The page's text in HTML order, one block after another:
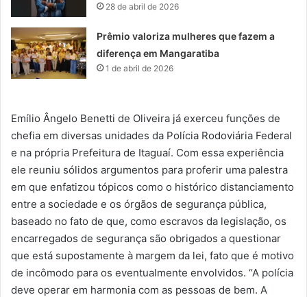
28 de abril de 2026
Prêmio valoriza mulheres que fazem a
diferença em Mangaratiba
1 de abril de 2026
Emílio Ângelo Benetti de Oliveira já exerceu funções de
chefia em diversas unidades da Polícia Rodoviária Federal
e na própria Prefeitura de Itaguaí. Com essa experiência
ele reuniu sólidos argumentos para proferir uma palestra
em que enfatizou tópicos como o histórico distanciamento
entre a sociedade e os órgãos de segurança pública,
baseado no fato de que, como escravos da legislação, os
encarregados de segurança são obrigados a questionar
que está supostamente à margem da lei, fato que é motivo
de incômodo para os eventualmente envolvidos. “A polícia
deve operar em harmonia com as pessoas de bem. A